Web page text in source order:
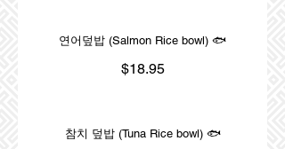
연어덮밥 (Salmon Rice bowl) 🐟
$18.95
참치 덮밥 (Tuna Rice bowl) 🐟